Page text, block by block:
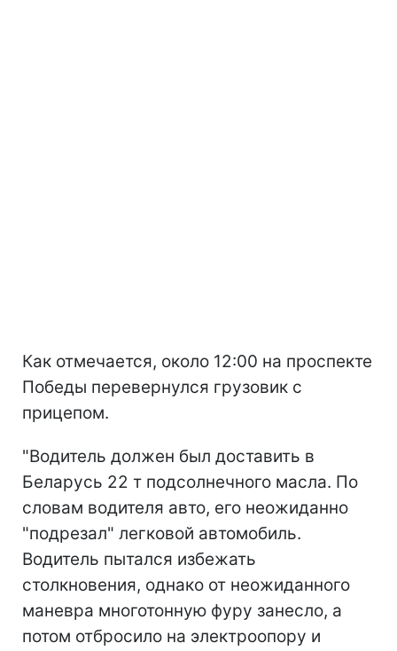
Как отмечается, около 12:00 на проспекте
Победы перевернулся грузовик с
прицепом.
"Водитель должен был доставить в
Беларусь 22 т подсолнечного масла. По
словам водителя авто, его неожиданно
"подрезал" легковой автомобиль.
Водитель пытался избежать
столкновения, однако от неожиданного
маневра многотонную фуру занесло, а
потом отбросило на электроопору и